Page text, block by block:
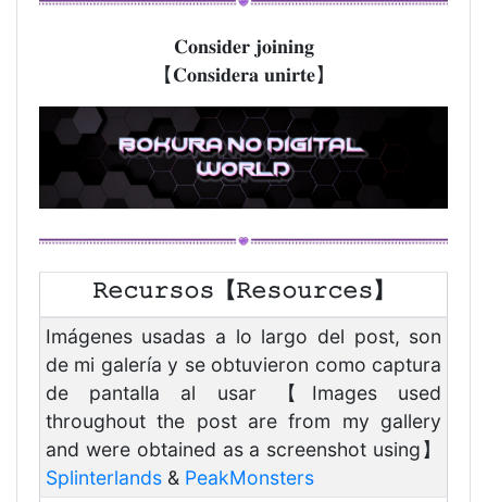
𝐂𝐨𝐧𝐬𝐢𝐝𝐞𝐫 𝐣𝐨𝐢𝐧𝐢𝐧𝐠
【𝐂𝐨𝐧𝐬𝐢𝐝𝐞𝐫𝐚 𝐮𝐧𝐢𝐫𝐭𝐞】
𝚁𝚎𝚌𝚞𝚛𝚜𝚘𝚜【𝚁𝚎𝚜𝚘𝚞𝚛𝚌𝚎𝚜】
Imágenes usadas a lo largo del post, son
de mi galería y se obtuvieron como captura
de pantalla al usar 【Images used
throughout the post are from my gallery
and were obtained as a screenshot using】
Splinterlands& PeakMonsters